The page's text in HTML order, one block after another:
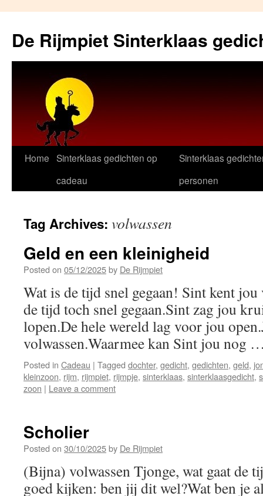
content
De Rijmpiet Sinterklaas
Home Sinterklaas gedichten op
cadeau
Sinterklaas
personen
Tag Archives: volwassen
Geld en een kleinigheid
Posted on 05/12/2025by De Rijmpiet
Wat is de tijd snel gegaan! Sint kent
de tijd toch snel gegaan.Sint zag jou
lopen.De hele wereld lag voor jou
volwassen.Waarmee kan Sint jou nog
Posted in Cadeau | Tagged dochter, gedicht, gedichten, geld,
kleinzoon, rijm, rijmpiet, rijmpje, sinterklaas, sinterklaasgedicht,
zoon | Leave a comment
Scholier
Posted on 30/10/2025by De Rijmpiet
(Bijna) volwassen Tjonge, wat gaat de
goed kijken: ben jij dit wel?Wat ben je